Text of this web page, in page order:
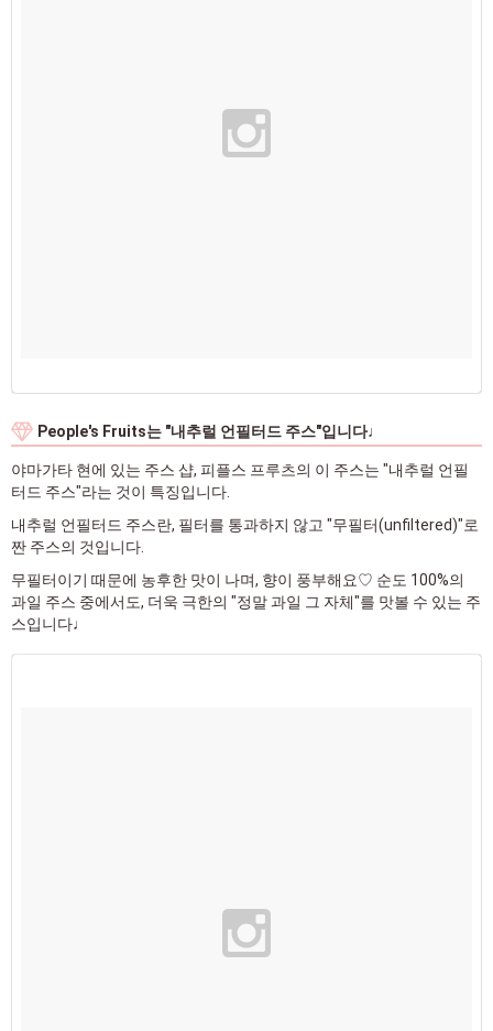
People's Fruits는 "내추럴 언필터드 주스"입니다♩
야마가타 현에 있는 주스 샵, 피플스 프루츠의 이 주스는 "내추럴 언필
터드 주스"라는 것이 특징입니다.
내추럴 언필터드 주스란, 필터를 통과하지 않고 "무필터(unfiltered)"로
짠 주스의 것입니다.
무필터이기 때문에 농후한 맛이 나며, 향이 풍부해요♡ 순도 100%의
과일 주스 중에서도, 더욱 극한의 "정말 과일 그 자체"를 맛볼 수 있는 주
스입니다♩